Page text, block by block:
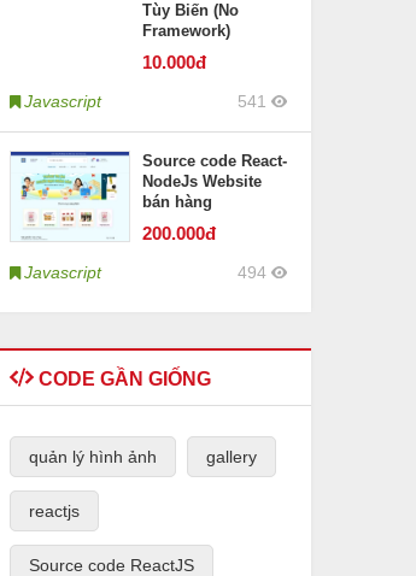
Tùy Biến (No
Framework)
10.000đ
Javascript 541
Source code React-
NodeJs Website
bán hàng
200.000đ
Javascript 494
CODE GẦN GIỐNG
quản lý hình ảnh gallery
reactjs
Source code ReactJS